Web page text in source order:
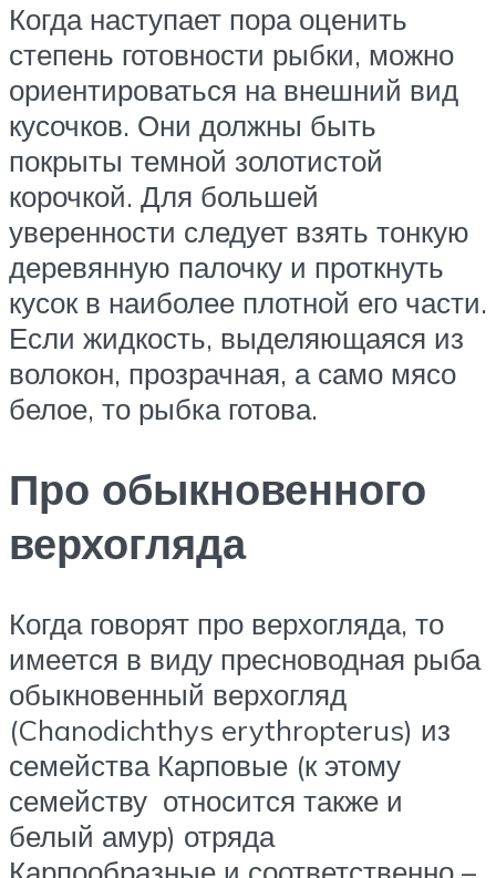
Когда наступает пора оценить
степень готовности рыбки, можно
ориентироваться на внешний вид
кусочков. Они должны быть
покрыты темной золотистой
корочкой. Для большей
уверенности следует взять тонкую
деревянную палочку и проткнуть
кусок в наиболее плотной его части.
Если жидкость, выделяющаяся из
волокон, прозрачная, а само мясо
белое, то рыбка готова.
Про обыкновенного
верхогляда
Когда говорят про верхогляда, то
имеется в виду пресноводная рыба
обыкновенный верхогляд
(Chanodichthys erythropterus) из
семейства Карповые (к этому
семейству относится также и
белый амур) отряда